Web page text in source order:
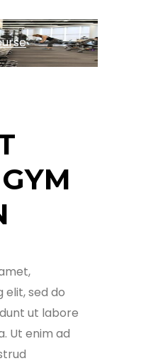
sed do
ut labore
Ut enim ad